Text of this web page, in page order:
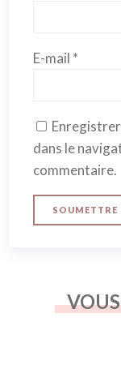
E-mail *
dans le
commentaire.